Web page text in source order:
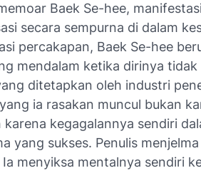
Baek Se-hee,
secara sempurna di dalam
percakapan, Baek Se-hee
mendalam ketika dirinya
ditetapkan oleh industri
ia rasakan muncul bukan
karena kegagalannya sendiri
yang sukses. Penulis
menyiksa mentalnya sendiri